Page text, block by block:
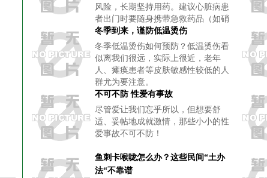
风险，长期坚持用药。建议心脏病患
者出门时要随身携带急救药品（如硝
酸酯类）和“身份卡”[ 如出院小结、起
搏器（或支架）信息、联系人和方式]
冬季到来，谨防低温烫伤
冬季低温烫伤如何预防？低温烫伤看
似离我们很远，实际上很近，老年
人、瘫痪患者等皮肤敏感性较低的人
群尤为要注意。
不可不防 性爱有事故
尽管爱让我们忘乎所以，但想要舒
适、妥帖地成就激情，那些小小的性
爱事故不可不防！
鱼刺卡喉咙怎么办？这些民间“土办
法“不靠谱